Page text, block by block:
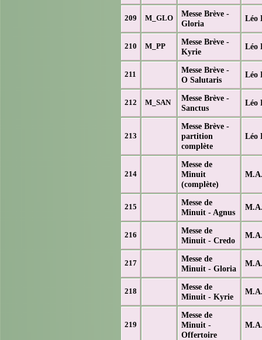
209 M_GLO
Messe Brève -
Gloria
Léo
210 M_PP
Messe Brève -
Kyrie
Léo
211
Messe Brève -
O Salutaris
Léo
212 M_SAN
Messe Brève -
Sanctus
Léo
213
Messe Brève -
partition
complète
Léo
214
Messe de
Minuit
(complète)
215
Messe de
Minuit - Agnus
216
Messe de
Minuit - Credo
217
Messe de
Minuit - Gloria
218
Messe de
Minuit - Kyrie
219
Messe de
Minuit -
Offertoire